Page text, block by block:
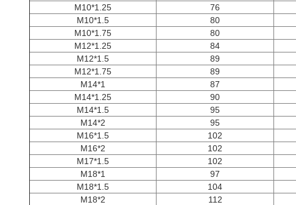
M10*1.25
76
M10*1.5
80
M10*1.75
80
M12*1.25
84
M12*1.5
89
M12*1.75
89
M14*1
87
M14*1.25
90
M14*1.5
95
M14*2
95
M16*1.5
102
M16*2
102
M17*1.5
102
M18*1
97
M18*1.5
104
M18*2
112